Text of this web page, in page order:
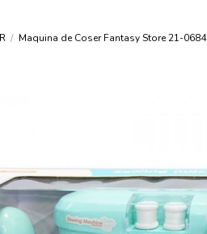
Maquina de Coser Fantasy Store 21-0684